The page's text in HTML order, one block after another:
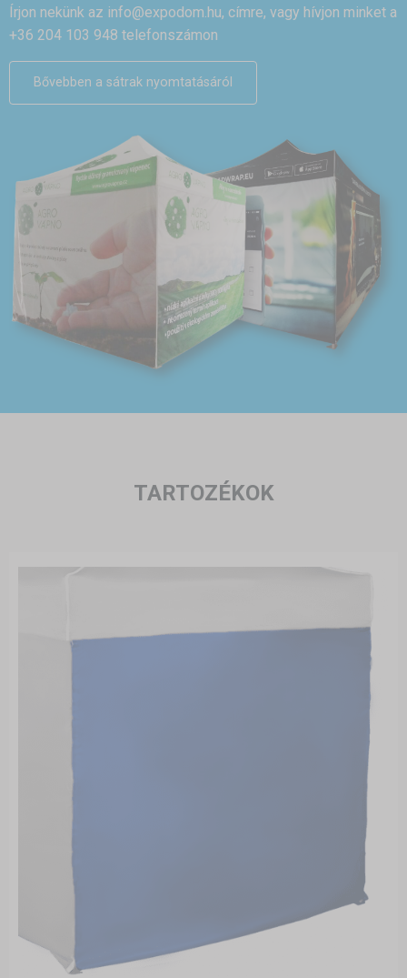
Írjon nekünk az info@expodom.hu, címre, vagy hívjon minket a
+36 204 103 948 telefonszámon
Bővebben a sátrak nyomtatásáról
TARTOZÉKOK